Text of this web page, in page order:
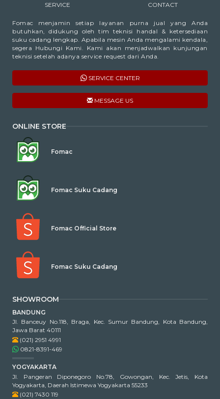
SERVICE CONTACT
Fomac menjamin setiap layanan purna jual yang Anda
butuhkan, didukung oleh tim teknisi handal & ketersediaan
suku cadang lengkap. Apabila mesin Anda mengalami kendala,
segera Hubungi Kami. Kami akan menjadwalkan kunjungan
teknisi setelah adanya service request dari Anda.
SERVICE CENTER
MESSAGE US
ONLINE STORE
Fomac
Fomac Official Store
Fomac Suku Cadang
Fomac Suku Cadang
SHOWROOM
BANDUNG
Jl. Banceuy No.118, Braga, Kec. Sumur Bandung, Kota Bandung,
Jawa Barat 40111
(021) 2951 4991
0821-8391-469
YOGYAKARTA
Jl. Pangeran Diponegoro No.78, Gowongan, Kec. Jetis, Kota
Yogyakarta, Daerah Istimewa Yogyakarta 55233
(021) 7430 119